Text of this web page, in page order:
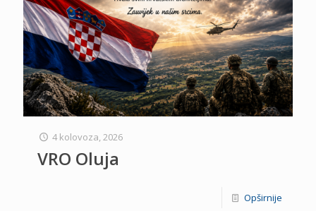
4 kolovoza, 2026
VRO Oluja
Opširnije